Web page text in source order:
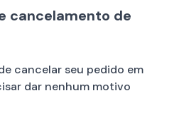
cancelamento de
cancelar seu pedido em
dar nenhum motivo